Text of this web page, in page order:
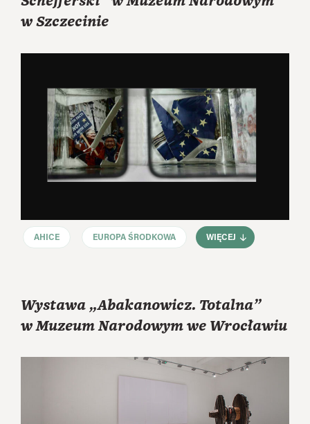
w Szczecinie
AHICE EUROPA ŚRODKOWA WIĘCEJ
Wystawa „Abakanowicz. Totalna”
w Muzeum Narodowym we Wrocławiu